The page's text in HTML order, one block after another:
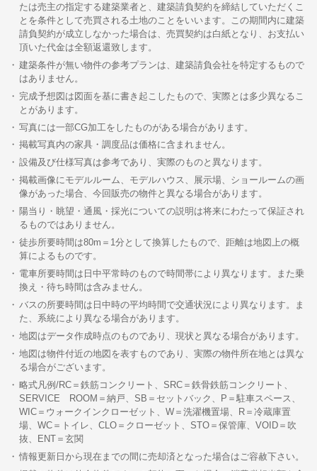
たは売主の指定する建築業者と、建築請負契約を締結していただくこ
とを条件として売買される土地のことをいいます。この期間内に建築
請負契約が成立しなかった場合は、売買契約は白紙となり、お支払い
頂いた代金は全額返還致します。
建築条件が無い物件の参考プランは、建築請負会社を特定するもので
はありません。
完成予想図は図面を基に書き起こしたもので、実際とは多少異なるこ
とがあります。
写真には一部CG加工をしたものがある場合があります。
掲載写真内の家具・調度品は価格に含まれません。
設備及び仕様写真は参考であり、実際のものと異なります。
掲載画像にモデルルーム、モデルハウス、展示場、ショールームの画
像があった場合、今回販売の物件と異なる場合があります。
陽当り・眺望・通風・採光についての説明は将来にわたって保証され
るものではありません。
徒歩所要時間は80m＝1分として換算したもので、距離は地図上の概
算によるものです。
電車所要時間は日中平常時のもので時間帯により異なります。また乗
換え・待ち時間は含みません。
バスの所要時間は日中時の平均時間で交通状況により異なります。ま
た、系統により異なる場合があります。
地図はデータ作成時点のものであり、現状と異なる場合があります。
地図は物件付近の地図を表すものであり、実際の物件所在地とは異な
る場合がございます。
略式凡例/RC＝鉄筋コンクリート、SRC＝鉄骨鉄筋コンクリート、
SERVICE ROOM＝納戸、SB＝セットバック、P＝駐車スペース、
WIC＝ウォークインクローゼット、W＝洗濯機置場、R＝冷蔵庫置
場、WC＝トイレ、CLO＝クローゼット、STO＝保管庫、VOID＝吹
抜、ENT＝玄関
情報更新日から現在までの間に売却済となった場合はご容赦下さい。